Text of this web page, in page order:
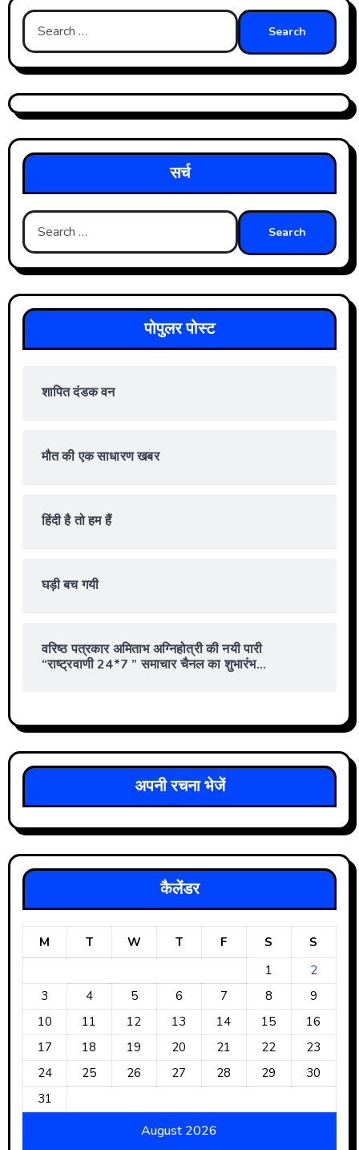
Search
for:
सर्च
Search
for:
पोपुलर पोस्ट
शापित दंडक वन
मौत की एक साधारण खबर
हिंदी है तो हम हैं
घड़ी बच गयी
वरिष्ठ पत्रकार अमिताभ अग्निहोत्री की नयी पारी
“राष्ट्रवाणी 24*7 ” समाचार चैनल का शुभारंभ…
अपनी रचना भेजें
कैलेंडर
August 2026
M T W T F S
S
1
2
3
4 5 6 7 8
9
10
11 12 13 14 15
16
17
18 19 20 21 22
23
24
25 26 27 28 29
30
31